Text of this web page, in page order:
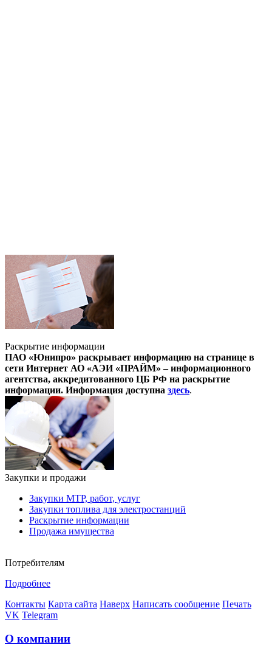
Раскрытие информации
ПАО «Юнипро» раскрывает информацию на странице в
сети Интернет АО «АЭИ «ПРАЙМ» – информационного
агентства, аккредитованного ЦБ РФ на раскрытие
информации. Информация доступна здесь.
Закупки и продажи
Закупки МТР, работ, услуг
Закупки топлива для электростанций
Раскрытие информации
Продажа имущества
Потребителям
Подробнее
Контакты Карта сайта Наверх Написать сообщение Печать
VK Telegram
О компании